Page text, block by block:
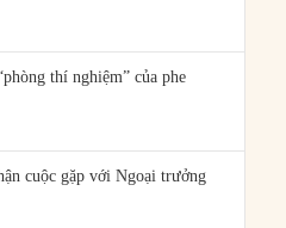
thí nghiệm” của phe
cuộc gặp với Ngoại trưởng